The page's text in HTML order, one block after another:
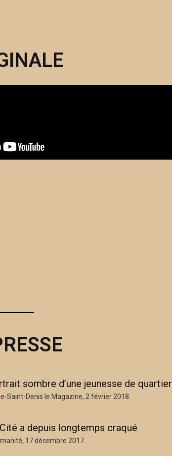
sombre d’une jeunesse de quartier
Saint-Denis le Magazine, 2 février 2018.
a depuis longtemps craqué
17 décembre 2017.